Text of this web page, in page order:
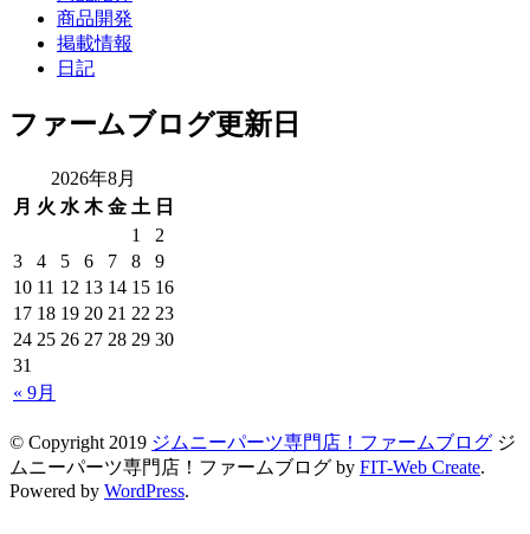
商品開発
掲載情報
日記
ファームブログ更新日
2026年8月
月 火 水 木 金 土 日
« 9月
1
2
3
4 5 6 7 8
9
10 11 12 13 14 15 16
17 18 19 20 21 22 23
24 25 26 27 28 29 30
31
© Copyright 2019 ジムニーパーツ専門店！ファームブログ ジ
ムニーパーツ専門店！ファームブログ by FIT-Web Create.
Powered by WordPress.